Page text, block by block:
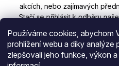
Používáme cookies, abychom
prohlížení webu a díky analýze
zlepšovali jeho funkce, výkon
a
E-mail